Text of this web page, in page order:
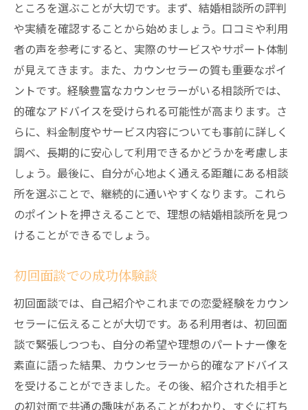
ところを選ぶことが大切です。まず、結婚相談所の評判
や実績を確認することから始めましょう。口コミや利用
者の声を参考にすると、実際のサービスやサポート体制
が見えてきます。また、カウンセラーの質も重要なポイ
ントです。経験豊富なカウンセラーがいる相談所では、
的確なアドバイスを受けられる可能性が高まります。さ
らに、料金制度やサービス内容についても事前に詳しく
調べ、長期的に安心して利用できるかどうかを考慮しま
しょう。最後に、自分が心地よく通える距離にある相談
所を選ぶことで、継続的に通いやすくなります。これら
のポイントを押さえることで、理想の結婚相談所を見つ
けることができるでしょう。
初回面談での成功体験談
初回面談では、自己紹介やこれまでの恋愛経験をカウン
セラーに伝えることが大切です。ある利用者は、初回面
談で緊張しつつも、自分の希望や理想のパートナー像を
素直に語った結果、カウンセラーから的確なアドバイス
を受けることができました。その後、紹介された相手と
の初対面で共通の趣味があることがわかり、すぐに打ち